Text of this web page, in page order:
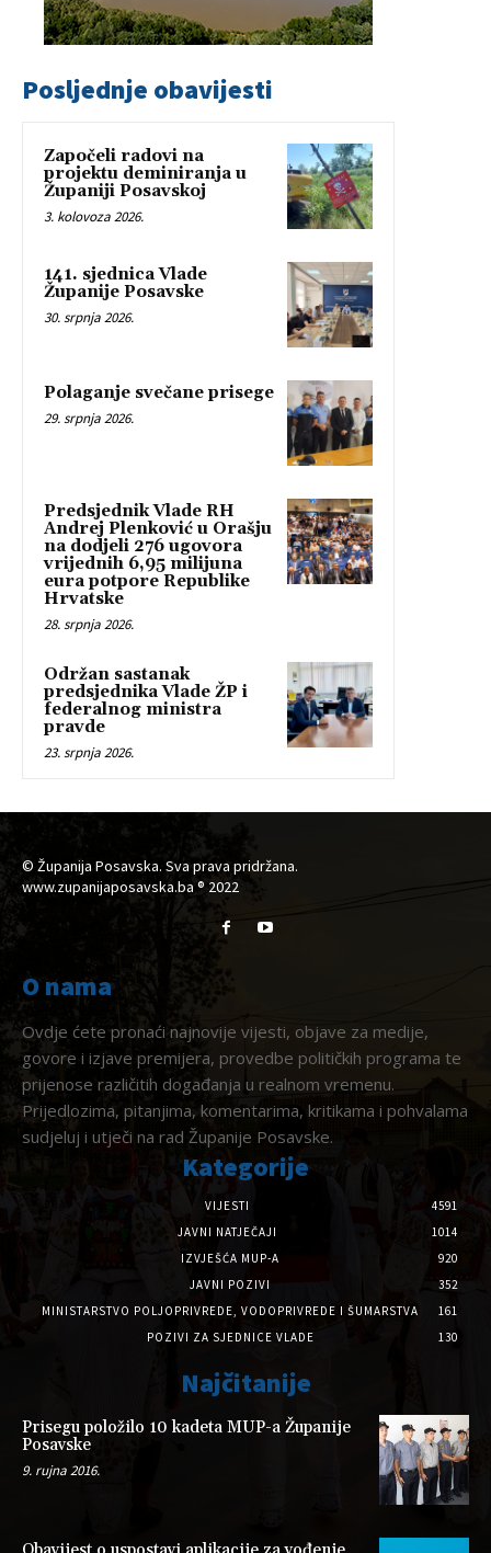
Posljednje obavijesti
Započeli radovi na
projektu deminiranja u
Županiji Posavskoj
3. kolovoza 2026.
141. sjednica Vlade
Županije Posavske
30. srpnja 2026.
Polaganje svečane prisege
29. srpnja 2026.
Predsjednik Vlade RH
Andrej Plenković u Orašju
na dodjeli 276 ugovora
vrijednih 6,95 milijuna
eura potpore Republike
Hrvatske
28. srpnja 2026.
Održan sastanak
predsjednika Vlade ŽP i
federalnog ministra
pravde
23. srpnja 2026.
© Županija Posavska. Sva prava pridržana.
www.zupanijaposavska.ba ® 2022
O nama
Ovdje ćete pronaći najnovije vijesti, objave za medije,
govore i izjave premijera, provedbe političkih programa te
prijenose različitih događanja u realnom vremenu.
Prijedlozima, pitanjima, komentarima, kritikama i pohvalama
sudjeluj i utječi na rad Županije Posavske.
Kategorije
VIJESTI
4591
JAVNI NATJEČAJI
1014
IZVJEŠĆA MUP-A
920
JAVNI POZIVI
352
MINISTARSTVO POLJOPRIVREDE, VODOPRIVREDE I ŠUMARSTVA
161
POZIVI ZA SJEDNICE VLADE
130
Najčitanije
Prisegu položilo 10 kadeta MUP-a Županije
Posavske
9. rujna 2016.